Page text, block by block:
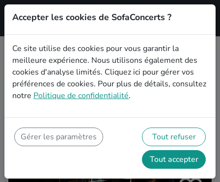
S'inscrire'
Plus d'artistes
Accepter les cookies de SofaConcerts ?
Ce site utilise des cookies pour vous garantir la
meilleure expérience. Nous utilisons également des
cookies d'analyse limités. Cliquez ici pour gérer vos
préférences de cookies. Pour plus de détails, consultez
notre Politique de confidentialité.
Gérer les paramètres Tout refuser
Tout accepter